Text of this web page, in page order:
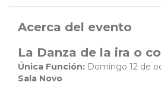
Acerca del evento
La Danza de la ira o
Única Función: Domingo 12 de
Sala Novo